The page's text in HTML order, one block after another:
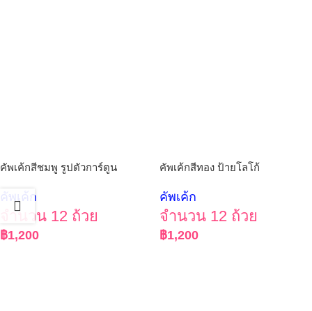
คัพเค้กสีชมพู รูปตัวการ์ตูน
คัพเค้ก
จำนวน 12 ถ้วย
฿1,200
คัพเค้กสีทอง ป้ายโลโก้
คัพเค้ก
จำนวน 12 ถ้วย
฿1,200